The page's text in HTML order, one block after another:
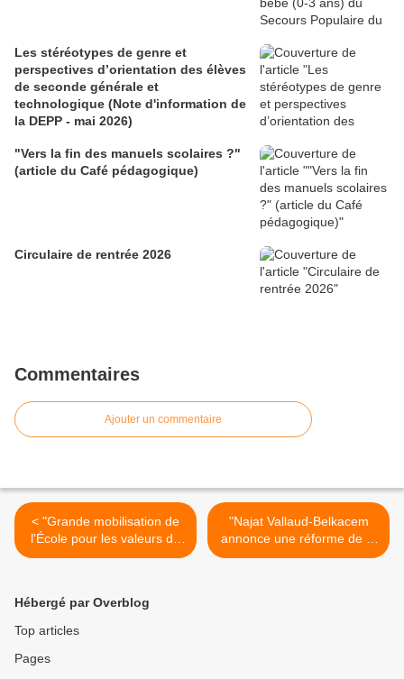
Les stéréotypes de genre et
perspectives d’orientation des élèves
de seconde générale et
technologique (Note d'information de
la DEPP - mai 2026)
"Vers la fin des manuels scolaires ?"
(article du Café pédagogique)
Circulaire de rentrée 2026
Commentaires
Ajouter un commentaire
< "Grande mobilisation de
l'École pour les valeurs de
la République : les onze
ligne par le ministère)
"Najat Vallaud-Belkacem
annonce une réforme de la
carte scolaire"
Hébergé par Overblog
Top articles
Pages